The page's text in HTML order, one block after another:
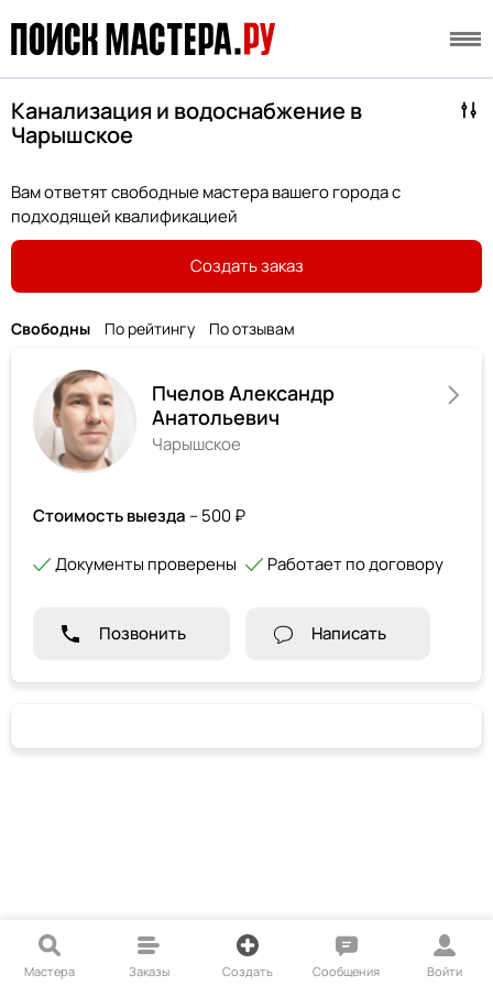
Канализация и водоснабжение в
Чарышское
Вам ответят свободные мастера вашего города с
подходящей квалификацией
Создать заказ
Свободны По рейтингу По отзывам
Пчелов Александр
Анатольевич
Чарышское
Стоимость выезда – 500 ₽
Документы проверены Работает по договору
Позвонить Написать
Мастера Заказы Создать Сообщения Войти